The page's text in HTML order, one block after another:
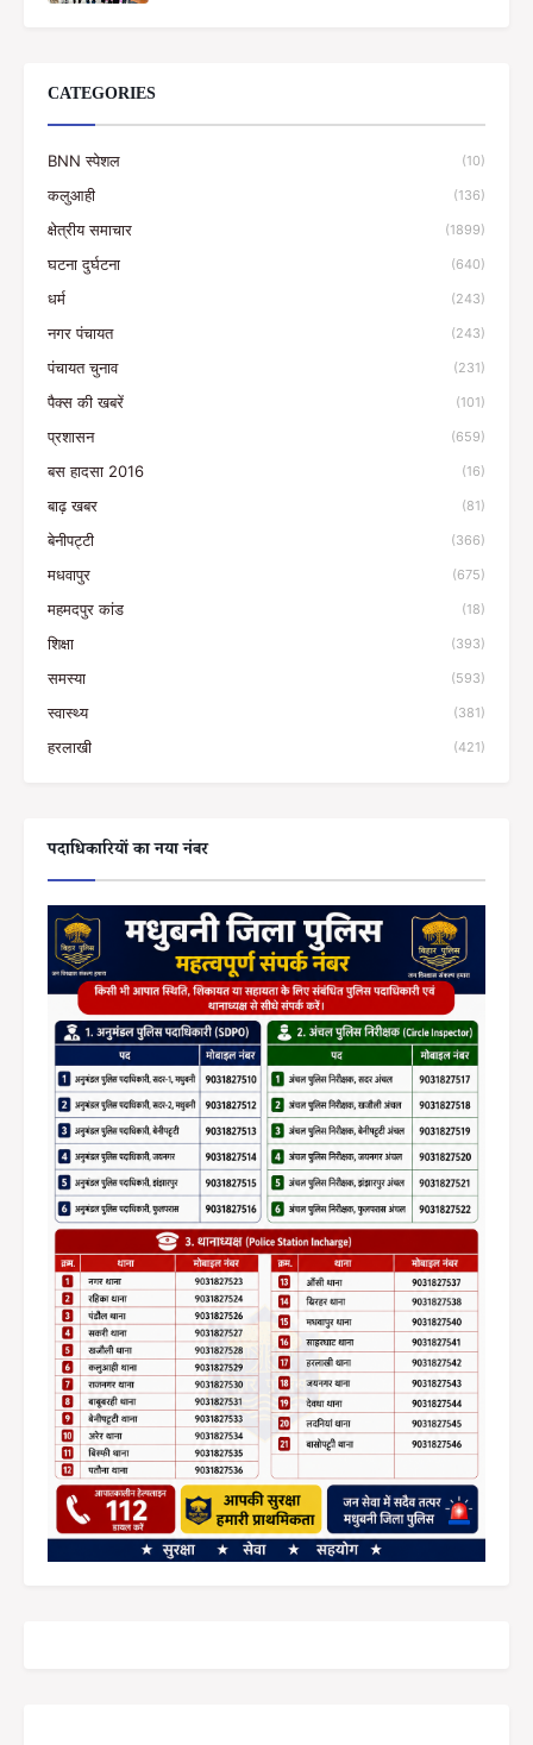
CATEGORIES
BNN स्पेशल (10)
कलुआही (136)
क्षेत्रीय समाचार (1899)
घटना दुर्घटना (640)
धर्म (243)
नगर पंचायत (243)
पंचायत चुनाव (231)
पैक्स की खबरें (101)
प्रशासन (659)
बस हादसा 2016 (16)
बाढ़ खबर (81)
बेनीपट्टी (366)
मधवापुर (675)
महमदपुर कांड (18)
शिक्षा (393)
समस्या (593)
स्वास्थ्य (381)
हरलाखी (421)
पदाधिकारियों का नया नंबर